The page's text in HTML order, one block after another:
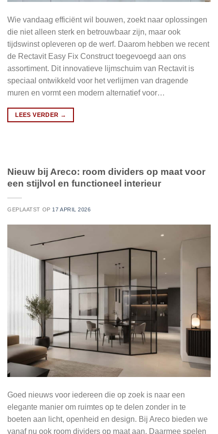
Wie vandaag efficiënt wil bouwen, zoekt naar oplossingen
die niet alleen sterk en betrouwbaar zijn, maar ook
tijdswinst opleveren op de werf. Daarom hebben we recent
de Rectavit Easy Fix Construct toegevoegd aan ons
assortiment. Dit innovatieve lijmschuim van Rectavit is
speciaal ontwikkeld voor het verlijmen van dragende
muren en vormt een modern alternatief voor…
LEES VERDER →
Nieuw bij Areco: room dividers op maat voor
een stijlvol en functioneel interieur
GEPLAATST OP 17 APRIL 2026
Goed nieuws voor iedereen die op zoek is naar een
elegante manier om ruimtes op te delen zonder in te
boeten aan licht, openheid en design. Bij Areco bieden we
vanaf nu ook room dividers op maat aan. Daarmee spelen